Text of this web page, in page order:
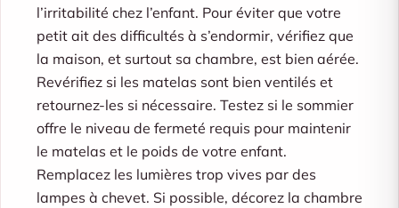
l’irritabilité chez l’enfant. Pour éviter que votre
petit ait des difficultés à s’endormir, vérifiez que
la maison, et surtout sa chambre, est bien aérée.
Revérifiez si les matelas sont bien ventilés et
retournez-les si nécessaire. Testez si le sommier
offre le niveau de fermeté requis pour maintenir
le matelas et le poids de votre enfant.
Remplacez les lumières trop vives par des
lampes à chevet. Si possible, décorez la chambre